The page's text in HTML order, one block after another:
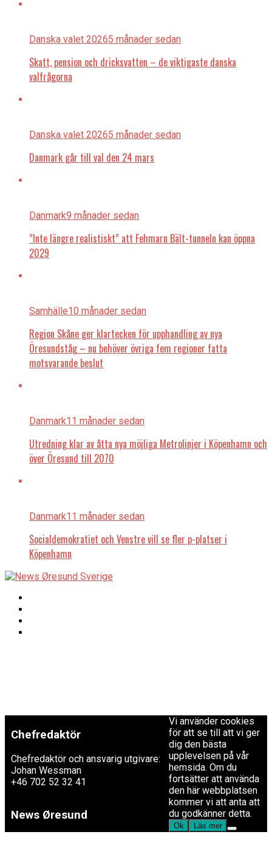
Danska valet 20265 månader sedan
Skatt, pension och dricksvatten – de viktigaste danska
valfrågorna
Danska valet 20265 månader sedan
Danmark går till val den 24 mars
Danmark9 månader sedan
”Inte längre realistiskt” att Fehmarn Bält-tunneln kan öppna
2029
Samhälle10 månader sedan
Region Skåne ger klartecken för upphandling av nya
Öresundståg – nu behöver övriga fem regioner fatta
motsvarande beslut
Danmark11 månader sedan
Utredning klar av åtta nya möjliga Metrolinjer i Köpenhamn och
över Öresund till 2070
Danmark11 månader sedan
Socialdemokratiet och Venstre vill se fler p-platser i
Köpenhamn
Chefredaktör
Chefredaktör och ansvarig utgivare:
Johan Wessman
+46 702 52 32 41
News Øresund
Vi använder cookies
för att se till att vi ger
dig den bästa
upplevelsen på vår
hemsida. Om du
fortsätter att använda
den här webbplatsen
kommer vi att anta att
du godkänner detta.
Ok Läs mer